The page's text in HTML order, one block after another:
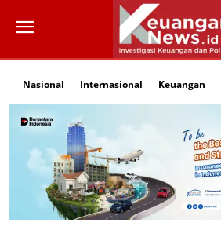
Nasional Internasional Keuangan